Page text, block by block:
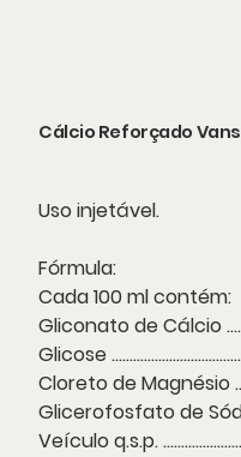
Cálcio Reforçado
Uso injetável.
Fórmula:
Cada 100 ml contém:
Gliconato de Cálcio
Glicose
Cloreto de Magnésio
Glicerofosfato de Sódio
Veículo q.s.p.